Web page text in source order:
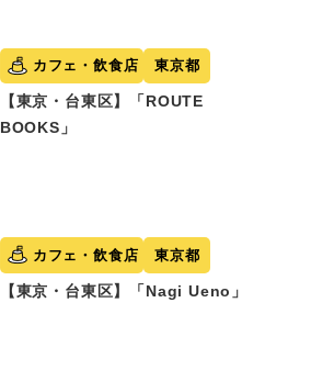
カフェ・飲食店 東京都
【東京・台東区】「ROUTE
BOOKS」
カフェ・飲食店 東京都
【東京・台東区】「Nagi Ueno」